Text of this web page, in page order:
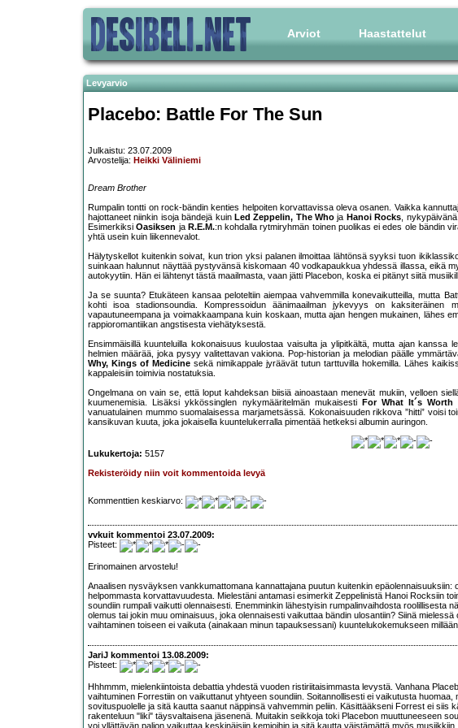
Arviot Haastattelut
Levyarvio
Placebo: Battle For The Sun
Julkaistu: 23.07.2009
Arvostelija: Heikki Väliniemi
Dream Brother
Rumpalin tontti on rock-bändin kenties helpoiten korvattavissa oleva osanen. Vaikka
hajottaneet niinkin isoja bändejä kuin Led Zeppelin, The Who ja Hanoi Rocks,
EsimerkiksiOasiksen ja R.E.M.:n kohdalla rytmiryhmän toinen puolikas ei edes ole bändin
yhtä usein kuin liikennevalot.
Hälytyskellot kuitenkin soivat, kun trion yksi palanen ilmoittaa lähtönsä syyksi tuon
suinkaan halunnut näyttää pystyvänsä kiskomaan 40 vodkapaukkua yhdessä illassa, eikä
autokyytiin. Hän ei lähtenyt tästä maailmasta, vaan jätti Placebon, koska ei pitänyt siitä
Ja se suunta? Etukäteen kansaa peloteltiin aiempaa vahvemmilla konevaikutteilla, mutta
kohti isoa stadionsoundia. Kompressoidun äänimaailman jykevyys on kaksiteräinen
vapautuneempana ja voimakkaampana kuin koskaan, mutta ajan hengen mukainen, lähes
rappioromantiikan angstisesta viehätyksestä.
Ensimmäisillä kuunteluilla kokonaisuus kuulostaa vaisulta ja ylipitkältä, mutta ajan kanssa
helmien määrää, joka pysyy valitettavan vakiona. Pop-historian ja melodian päälle
Why, Kings of Medicine sekä nimikappale jyräävät tutun tarttuvilla hokemilla. Lähes
kappaleisiin toimivia nostatuksia.
Ongelmana on vain se, että loput kahdeksan biisiä ainoastaan menevät mukiin, velloen
kuumenemisia. Lisäksi ykkössinglen nykymääritelmän mukaisesti
For What It´s Worth
vanuatulainen mummo suomalaisessa marjametsässä. Kokonaisuuden rikkova ”hitti” voisi
kansikuvan kuuta, joka jokaisella kuuntelukerralla pimentää hetkeksi albumin auringon.
Lukukertoja: 5157
Rekisteröidy niin voit kommentoida levyä
Kommenttien keskiarvo:
vvkuit kommentoi 23.07.2009:
Pisteet:
Erinomainen arvostelu!
Anaalisen nysväyksen vankkumattomana kannattajana puutun kuitenkin epäolennaisuuksiin:
helpommasta korvattavuudesta. Mielestäni antamasi esimerkit Zeppelinistä Hanoi Rocksiin
soundiin rumpali vaikutti olennaisesti. Enemminkin lähestyisin rumpalinvaihdosta roolillisesta
olemus tai jokin muu ominaisuus, joka olennaisesti vaikuttaa bändin ulosantiin? Siinä
vaihtaminen toiseen ei vaikuta (ainakaan minun tapauksessani) kuuntelukokemukseen millään
JariJ kommentoi 13.08.2009:
Pisteet:
Hhhmmm, mielenkiintoista debattia yhdestä vuoden ristiriitaisimmasta levystä. Vanhana
vaihtuminen Forrestiin on vaikuttanut yhtyeen soundiin. Soitannollisesti ei vaikutusta
sovituspuolelle ja sitä kautta saanut näppinsä vahvemmin peliin. Käsittääkseni Forrest ei siis
rakenteluun "liki" täysvaltaisena jäsenenä. Muitakin seikkoja toki Placebon muuttuneeseen
voi yllättävän paljon vaikuttaa keskinäisiin kemioihin ja sitä kautta väistämättä myös musiikkiin.